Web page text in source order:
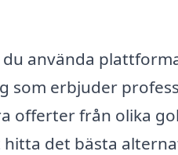
använda
som erbjuder
offerter från olika
det bästa